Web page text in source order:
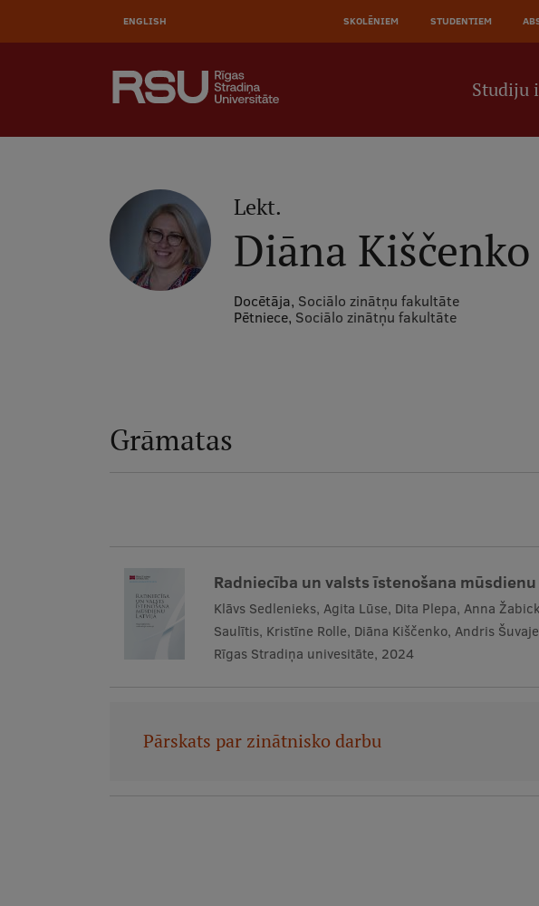
ENGLISH AUGŠĒJĀ
IZVĒLNE
SKOLĒNIEM STUDENTIEM
Studiju
Lekt.
Diāna Kiščenko
Docētāja, Sociālo zinātņu fakultāte
Pētniece, Sociālo zinātņu fakultāte
Grāmatas
Radniecība un valsts īstenošana
Klāvs Sedlenieks, Agita Lūse, Dita Plepa, Anna
Saulītis, Kristīne Rolle, Diāna Kiščenko, Andris
Rīgas Stradiņa univesitāte, 2024
Pārskats par zinātnisko darbu